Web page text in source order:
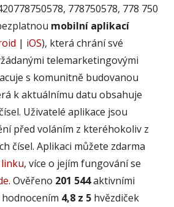
778750578, 778 750
mobilní aplikací
| iOS), která chrání své
telemarketingovými
s komunitně budovanou
k aktuálnímu datu obsahuje
Uživatelé aplikace jsou
před voláním z kteréhokoliv z
čísel. Aplikaci můžete zdarma
linku, více o jejím fungování se
. Ověřeno 201 544aktivními
4,8 z 5 hvězdiček